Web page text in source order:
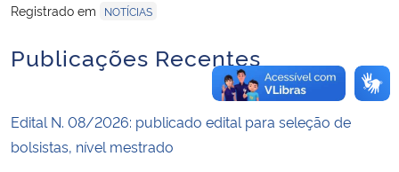
Registrado em
NOTÍCIAS
Publicações Recentes
Edital N. 08/2026: publicado edital para seleção de
bolsistas, nível mestrado